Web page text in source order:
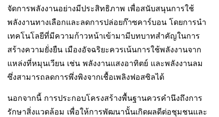
จัดการพลังงานอย่างมีประสิทธิภาพ เพื่อสนับสนุนการใช้
พลังงานทางเลือกและลดการปล่อยก๊าซคาร์บอน โดยการนำ
เทคโนโลยีที่มีความก้าวหน้าเข้ามามีบทบาทสำคัญในการ
สร้างความยั่งยืน เมืองอัจฉริยะควรเน้นการใช้พลังงานจาก
แหล่งที่หมุนเวียน เช่น พลังงานแสงอาทิตย์ และพลังงานลม
ซึ่งสามารถลดการพึ่งพิงจากเชื้อเพลิงฟอสซิลได้
นอกจากนี้ การประกอบโครงสร้างพื้นฐานควรคำนึงถึงการ
รักษาสิ่งแวดล้อม เพื่อให้การพัฒนานั้นเกิดผลดีต่อชุมชนและ